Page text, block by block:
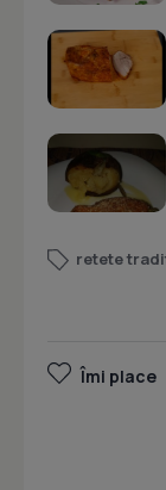
retete
Îmi place